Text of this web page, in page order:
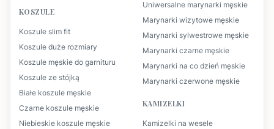
KOSZULE
Koszule slim fit
Koszule duże rozmiary
Koszule męskie do garnituru
Koszule ze stójką
Białe koszule męskie
Czarne koszule męskie
Niebieskie koszule męskie
Uniwersalne marynarki męskie
Marynarki wizytowe męskie
Marynarki sylwestrowe męskie
Marynarki czarne męskie
Marynarki na co dzień męskie
Marynarki czerwone męskie
KAMIZELKI
Kamizelki na wesele